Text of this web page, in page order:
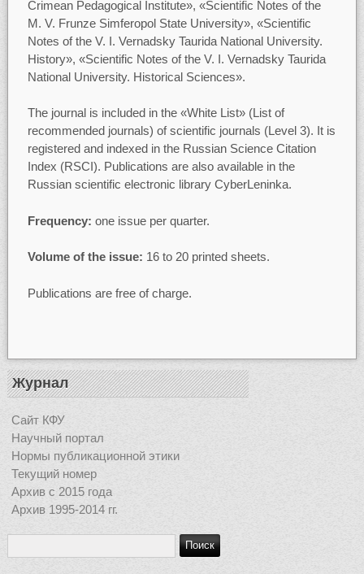
Crimean Pedagogical Institute», «Scientific Notes of the
M. V. Frunze Simferopol State University», «Scientific
Notes of the V. I. Vernadsky Taurida National University.
History», «Scientific Notes of the V. I. Vernadsky Taurida
National University. Historical Sciences».
The journal is included in the «White List» (List of
recommended journals) of scientific journals (Level 3). It is
registered and indexed in the Russian Science Citation
Index (RSCI). Publications are also available in the
Russian scientific electronic library CyberLeninka.
Frequency: one issue per quarter.
Volume of the issue: 16 to 20 printed sheets.
Publications are free of charge.
Журнал
Сайт КФУ
Научный портал
Нормы публикационной этики
Текущий номер
Архив с 2015 года
Архив 1995-2014 гг.